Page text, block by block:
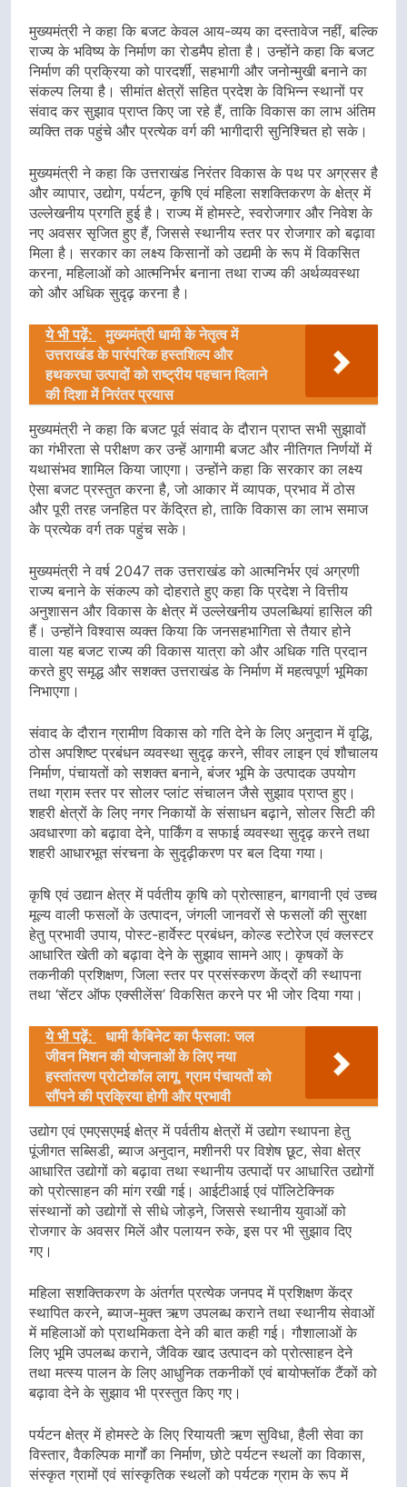
मुख्यमंत्री ने कहा कि बजट केवल आय-व्यय का दस्तावेज नहीं, बल्कि
राज्य के भविष्य के निर्माण का रोडमैप होता है। उन्होंने कहा कि बजट
निर्माण की प्रक्रिया को पारदर्शी, सहभागी और जनोन्मुखी बनाने का
संकल्प लिया है। सीमांत क्षेत्रों सहित प्रदेश के विभिन्न स्थानों पर
संवाद कर सुझाव प्राप्त किए जा रहे हैं, ताकि विकास का लाभ अंतिम
व्यक्ति तक पहुंचे और प्रत्येक वर्ग की भागीदारी सुनिश्चित हो सके।
मुख्यमंत्री ने कहा कि उत्तराखंड निरंतर विकास के पथ पर अग्रसर है
और व्यापार, उद्योग, पर्यटन, कृषि एवं महिला सशक्तिकरण के क्षेत्र में
उल्लेखनीय प्रगति हुई है। राज्य में होमस्टे, स्वरोजगार और निवेश के
नए अवसर सृजित हुए हैं, जिससे स्थानीय स्तर पर रोजगार को बढ़ावा
मिला है। सरकार का लक्ष्य किसानों को उद्यमी के रूप में विकसित
करना, महिलाओं को आत्मनिर्भर बनाना तथा राज्य की अर्थव्यवस्था
को और अधिक सुदृढ़ करना है।
ये भी पढ़ें:
मुख्यमंत्री धामी के नेतृत्व में
उत्तराखंड के पारंपरिक हस्तशिल्प और
हथकरघा उत्पादों को राष्ट्रीय पहचान दिलाने
की दिशा में निरंतर प्रयास
मुख्यमंत्री ने कहा कि बजट पूर्व संवाद के दौरान प्राप्त सभी सुझावों
का गंभीरता से परीक्षण कर उन्हें आगामी बजट और नीतिगत निर्णयों में
यथासंभव शामिल किया जाएगा। उन्होंने कहा कि सरकार का लक्ष्य
ऐसा बजट प्रस्तुत करना है, जो आकार में व्यापक, प्रभाव में ठोस
और पूरी तरह जनहित पर केंद्रित हो, ताकि विकास का लाभ समाज
के प्रत्येक वर्ग तक पहुंच सके।
मुख्यमंत्री ने वर्ष 2047 तक उत्तराखंड को आत्मनिर्भर एवं अग्रणी
राज्य बनाने के संकल्प को दोहराते हुए कहा कि प्रदेश ने वित्तीय
अनुशासन और विकास के क्षेत्र में उल्लेखनीय उपलब्धियां हासिल की
हैं। उन्होंने विश्वास व्यक्त किया कि जनसहभागिता से तैयार होने
वाला यह बजट राज्य की विकास यात्रा को और अधिक गति प्रदान
करते हुए समृद्ध और सशक्त उत्तराखंड के निर्माण में महत्वपूर्ण भूमिका
निभाएगा।
संवाद के दौरान ग्रामीण विकास को गति देने के लिए अनुदान में वृद्धि,
ठोस अपशिष्ट प्रबंधन व्यवस्था सुदृढ़ करने, सीवर लाइन एवं शौचालय
निर्माण, पंचायतों को सशक्त बनाने, बंजर भूमि के उत्पादक उपयोग
तथा ग्राम स्तर पर सोलर प्लांट संचालन जैसे सुझाव प्राप्त हुए।
शहरी क्षेत्रों के लिए नगर निकायों के संसाधन बढ़ाने, सोलर सिटी की
अवधारणा को बढ़ावा देने, पार्किंग व सफाई व्यवस्था सुदृढ़ करने तथा
शहरी आधारभूत संरचना के सुदृढ़ीकरण पर बल दिया गया।
कृषि एवं उद्यान क्षेत्र में पर्वतीय कृषि को प्रोत्साहन, बागवानी एवं उच्च
मूल्य वाली फसलों के उत्पादन, जंगली जानवरों से फसलों की सुरक्षा
हेतु प्रभावी उपाय, पोस्ट-हार्वेस्ट प्रबंधन, कोल्ड स्टोरेज एवं क्लस्टर
आधारित खेती को बढ़ावा देने के सुझाव सामने आए। कृषकों के
तकनीकी प्रशिक्षण, जिला स्तर पर प्रसंस्करण केंद्रों की स्थापना
तथा ‘सेंटर ऑफ एक्सीलेंस’ विकसित करने पर भी जोर दिया गया।
ये भी पढ़ें:
धामी कैबिनेट का फैसला: जल
जीवन मिशन की योजनाओं के लिए नया
हस्तांतरण प्रोटोकॉल लागू, ग्राम पंचायतों को
सौंपने की प्रक्रिया होगी और प्रभावी
उद्योग एवं एमएसएमई क्षेत्र में पर्वतीय क्षेत्रों में उद्योग स्थापना हेतु
पूंजीगत सब्सिडी, ब्याज अनुदान, मशीनरी पर विशेष छूट, सेवा क्षेत्र
आधारित उद्योगों को बढ़ावा तथा स्थानीय उत्पादों पर आधारित उद्योगों
को प्रोत्साहन की मांग रखी गई। आईटीआई एवं पॉलिटेक्निक
संस्थानों को उद्योगों से सीधे जोड़ने, जिससे स्थानीय युवाओं को
रोजगार के अवसर मिलें और पलायन रुके, इस पर भी सुझाव दिए
गए।
महिला सशक्तिकरण के अंतर्गत प्रत्येक जनपद में प्रशिक्षण केंद्र
स्थापित करने, ब्याज-मुक्त ऋण उपलब्ध कराने तथा स्थानीय सेवाओं
में महिलाओं को प्राथमिकता देने की बात कही गई। गौशालाओं के
लिए भूमि उपलब्ध कराने, जैविक खाद उत्पादन को प्रोत्साहन देने
तथा मत्स्य पालन के लिए आधुनिक तकनीकों एवं बायोफ्लॉक टैंकों को
बढ़ावा देने के सुझाव भी प्रस्तुत किए गए।
पर्यटन क्षेत्र में होमस्टे के लिए रियायती ऋण सुविधा, हैली सेवा का
विस्तार, वैकल्पिक मार्गों का निर्माण, छोटे पर्यटन स्थलों का विकास,
संस्कृत ग्रामों एवं सांस्कृतिक स्थलों को पर्यटक ग्राम के रूप में